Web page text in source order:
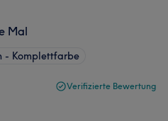
Mal
- Komplettfarbe
Verifizierte Bewertung